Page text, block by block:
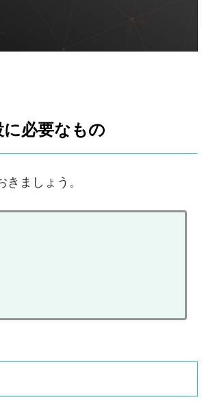
必要なもの
ましょう。